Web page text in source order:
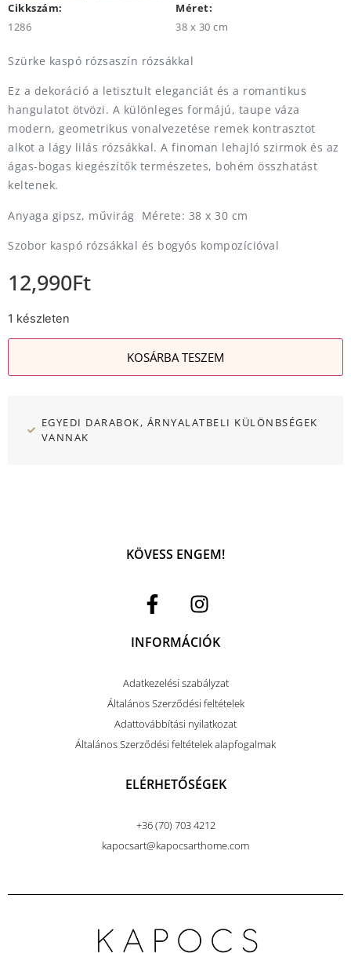
Cikkszám:
1286
Méret:
38 x 30 cm
Szürke kaspó rózsaszín rózsákkal
Ez a dekoráció a letisztult eleganciát és a romantikus
hangulatot ötvözi. A különleges formájú, taupe váza
modern, geometrikus vonalvezetése remek kontrasztot
alkot a lágy lilás rózsákkal. A finoman lehajló szirmok és az
ágas-bogas kiegészítők természetes, bohém összhatást
keltenek.
Anyaga gipsz, művirág Mérete: 38 x 30 cm
Szobor kaspó rózsákkal és bogyós kompozícióval
12,990Ft
1 készleten
KOSÁRBA TESZEM
EGYEDI DARABOK, ÁRNYALATBELI KÜLÖNBSÉGEK
VANNAK
KÖVESS ENGEM!
INFORMÁCIÓK
Adatkezelési szabályzat
Általános Szerződési feltételek
Adattovábbítási nyilatkozat
Általános Szerződési feltételek alapfogalmak
ELÉRHETŐSÉGEK
+36 (70) 703 4212
kapocsart@kapocsarthome.com